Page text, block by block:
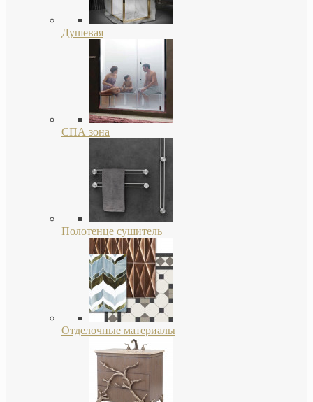
Душевая
СПА зона
Полотенце сушитель
Отделочные материалы